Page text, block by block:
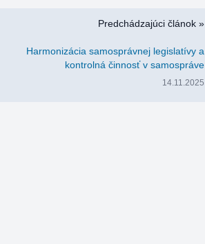
Predchádzajúci článok »
Harmonizácia samosprávnej legislatívy a
kontrolná činnosť v samospráve
14.11.2025